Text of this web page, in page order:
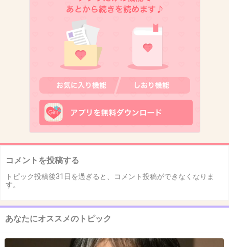
コメントを投稿する
トピック投稿後31日を過ぎると、コメント投稿ができなくなりま
す。
あなたにオススメのトピック